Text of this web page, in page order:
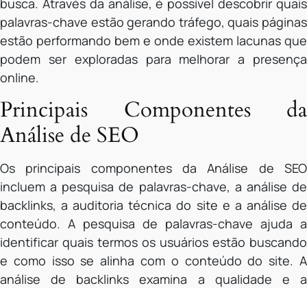
busca. Através da análise, é possível descobrir quais
palavras-chave estão gerando tráfego, quais páginas
estão performando bem e onde existem lacunas que
podem ser exploradas para melhorar a presença
online.
Principais Componentes da
Análise de SEO
Os principais componentes da Análise de SEO
incluem a pesquisa de palavras-chave, a análise de
backlinks, a auditoria técnica do site e a análise de
conteúdo. A pesquisa de palavras-chave ajuda a
identificar quais termos os usuários estão buscando
e como isso se alinha com o conteúdo do site. A
análise de backlinks examina a qualidade e a